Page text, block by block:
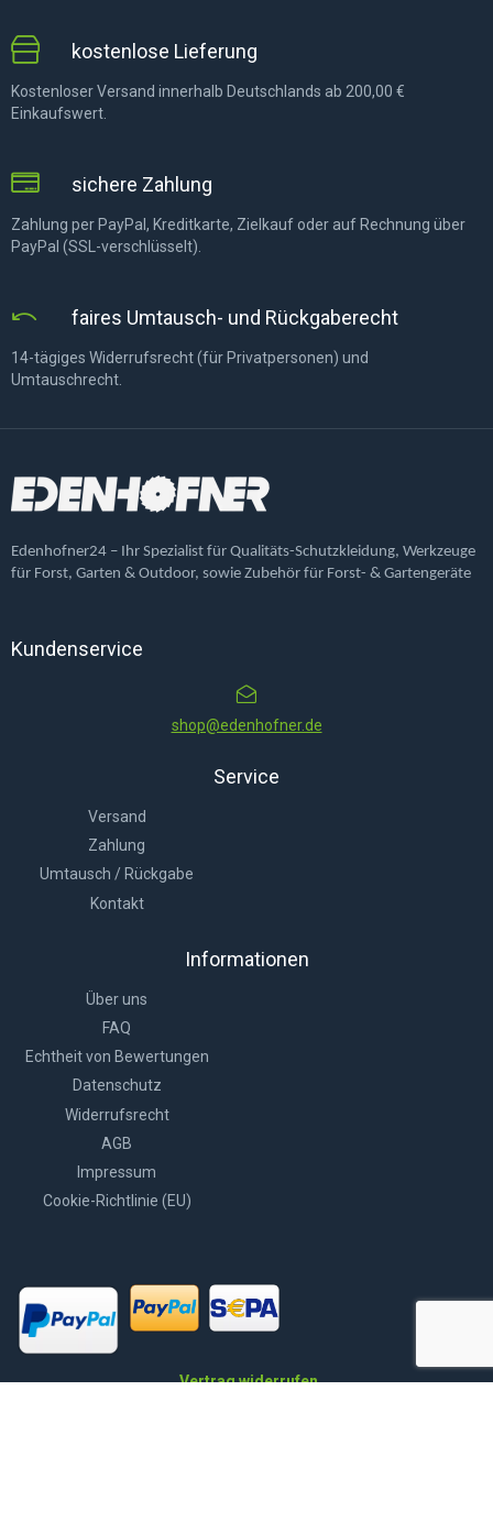
kostenlose Lieferung
Kostenloser Versand innerhalb Deutschlands ab 200,00 €
Einkaufswert.
sichere Zahlung
Zahlung per PayPal, Kreditkarte, Zielkauf oder auf Rechnung über
PayPal (SSL-verschlüsselt).
faires Umtausch- und Rückgaberecht
14-tägiges Widerrufsrecht (für Privatpersonen) und
Umtauschrecht.
Edenhofner24 – Ihr Spezialist für Qualitäts-Schutzkleidung, Werkzeuge
für Forst, Garten & Outdoor, sowie Zubehör für Forst- & Gartengeräte
Kundenservice
shop@edenhofner.de
Service
Versand
Zahlung
Umtausch / Rückgabe
Kontakt
Informationen
Über uns
FAQ
Echtheit von Bewertungen
Datenschutz
Widerrufsrecht
AGB
Impressum
Cookie-Richtlinie (EU)
Vertrag widerrufen